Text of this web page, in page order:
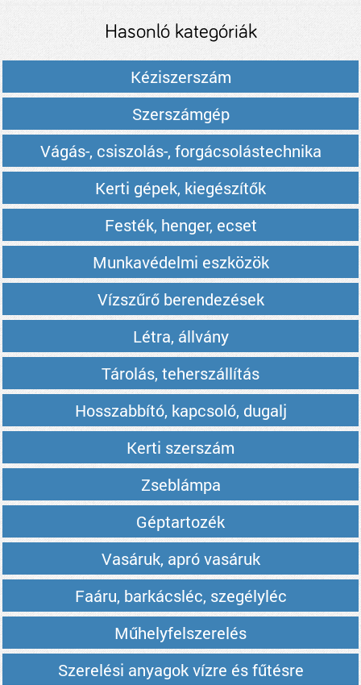
Hasonló kategóriák
Kéziszerszám
Szerszámgép
Vágás-, csiszolás-, forgácsolástechnika
Kerti gépek, kiegészítők
Festék, henger, ecset
Munkavédelmi eszközök
Vízszűrő berendezések
Létra, állvány
Tárolás, teherszállítás
Hosszabbító, kapcsoló, dugalj
Kerti szerszám
Zseblámpa
Géptartozék
Vasáruk, apró vasáruk
Faáru, barkácsléc, szegélyléc
Műhelyfelszerelés
Szerelési anyagok vízre és fűtésre